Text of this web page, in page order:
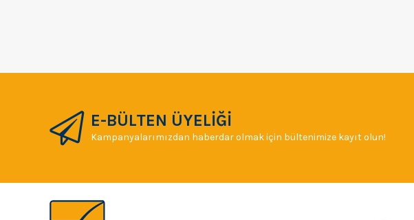
E-BÜLTEN ÜYELİĞİ
Kampanyalarımızdan haberdar olmak için bültenimize kayıt olun!